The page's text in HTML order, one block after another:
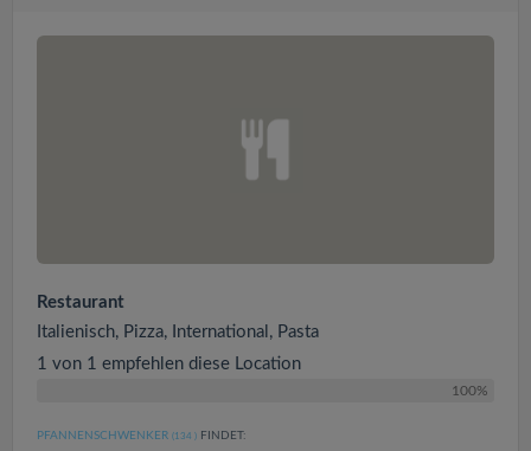
Restaurant
Italienisch, Pizza, International, Pasta
1 von 1 empfehlen diese Location
100%
PFANNENSCHWENKER (134 ) FINDET: